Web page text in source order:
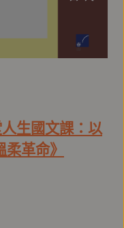
人生國文課：以
革命》